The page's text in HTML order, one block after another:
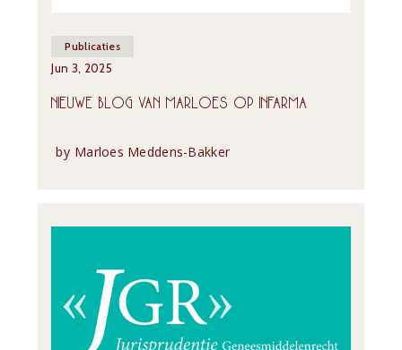
Publicaties
Jun 3, 2025
NIEUWE BLOG VAN MARLOES OP INFARMA
by Marloes Meddens-Bakker